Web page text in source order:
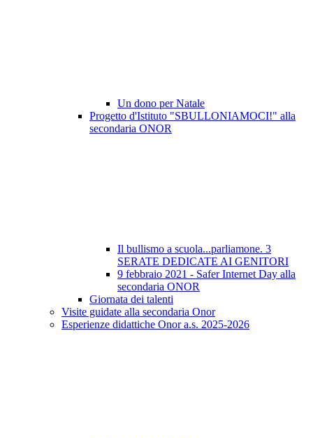
Un dono per Natale
Progetto d'Istituto "SBULLONIAMOCI!" alla
secondaria ONOR
Il bullismo a scuola...parliamone. 3
SERATE DEDICATE AI GENITORI
9 febbraio 2021 - Safer Internet Day alla
secondaria ONOR
Giornata dei talenti
Visite guidate alla secondaria Onor
Esperienze didattiche Onor a.s. 2025-2026